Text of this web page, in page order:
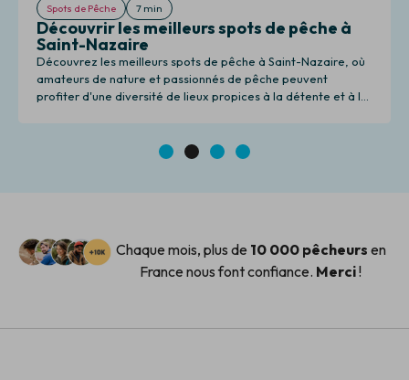
Spots de Pêche 7 min
Découvrir les meilleurs spots de pêche à
Saint-Nazaire
Découvrez les meilleurs spots de pêche à Saint-Nazaire, où
amateurs de nature et passionnés de pêche peuvent
profiter d'une diversité de lieux propices à la détente et à la
3 4
Chaque mois, plus de 10 000 pêcheurs en
France nous font confiance. Merci!